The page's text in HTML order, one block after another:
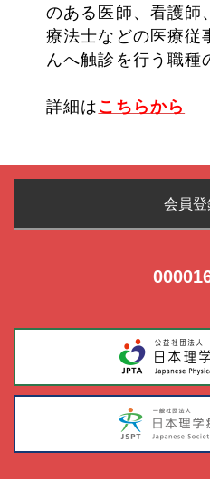
のある医師、看護師
療法士などの医療従
んへ触診を行う職種
詳細は こちらから
会員登